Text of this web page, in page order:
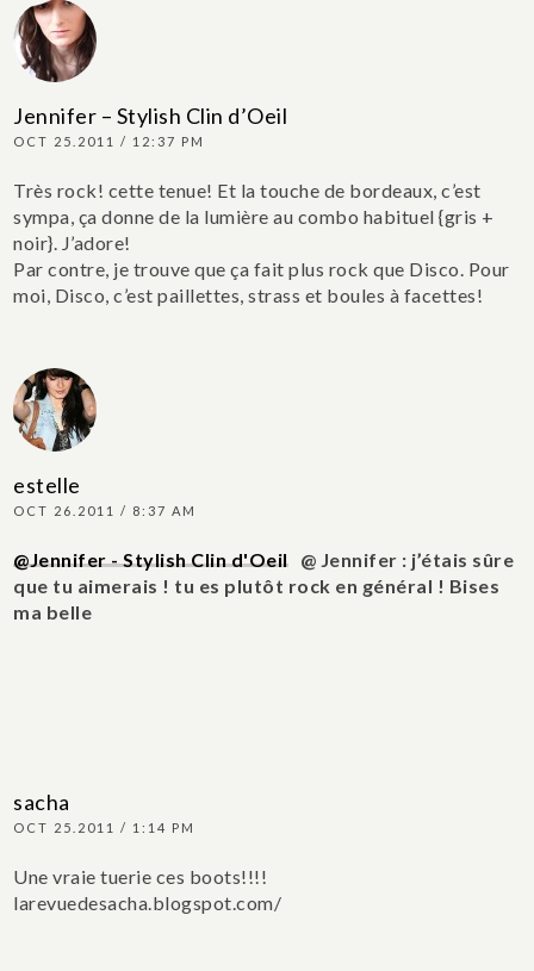
Jennifer – Stylish Clin d’Oeil
OCT 25.2011 / 12:37 PM
Très rock! cette tenue! Et la touche de bordeaux, c’est
sympa, ça donne de la lumière au combo habituel {gris +
noir}. J’adore!
Par contre, je trouve que ça fait plus rock que Disco. Pour
moi, Disco, c’est paillettes, strass et boules à facettes!
estelle
OCT 26.2011 / 8:37 AM
@Jennifer - Stylish Clin d'Oeil @ Jennifer : j’étais sûre
que tu aimerais ! tu es plutôt rock en général ! Bises
ma belle
sacha
OCT 25.2011 / 1:14 PM
Une vraie tuerie ces boots!!!!
larevuedesacha.blogspot.com/